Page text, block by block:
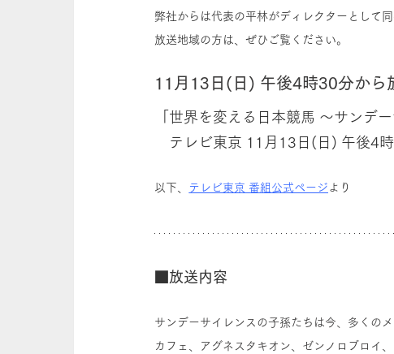
弊社からは代表の平林がディレクターとして
放送地域の方は、ぜひご覧ください。
11月13日(日) 午後4時30分から
「世界を変える日本競馬 ～サンデ
テレビ東京 11月13日(日) 午後4
以下、 テレビ東京 番組公式ページ より
■放送内容
サンデーサイレンスの子孫たちは今、多くの
カフェ、アグネスタキオン、ゼンノロブロイ